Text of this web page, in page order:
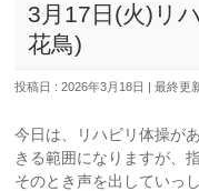
3月17日(火)リ
花鳥)
投稿日 : 2026年3月18日 最終更
今日は、リハビリ体操が
きる範囲になりますが、
そのとき声を出していっ